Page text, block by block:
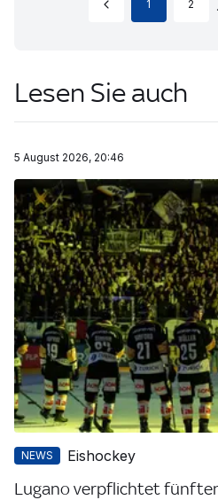
1 2
Lesen Sie auch
5 August 2026, 20:46
NEWS Eishockey
Lugano verpflichtet